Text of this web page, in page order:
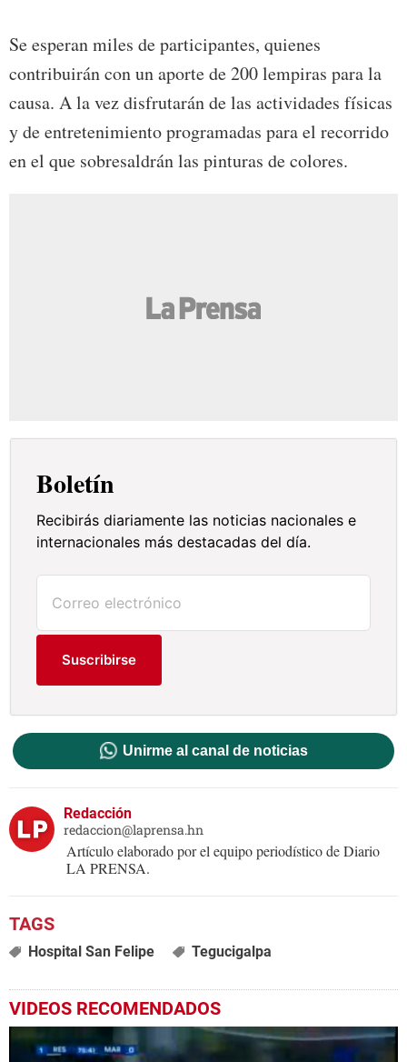
Se esperan miles de participantes, quienes
contribuirán con un aporte de 200 lempiras para la
causa. A la vez disfrutarán de las actividades físicas
y de entretenimiento programadas para el recorrido
en el que sobresaldrán las pinturas de colores.
Boletín
Recibirás diariamente las noticias nacionales e
internacionales más destacadas del día.
Suscribirse
Unirme al canal de noticias
Redacción
redaccion@laprensa.hn
Artículo elaborado por el equipo periodístico de Diario
LA PRENSA.
Hospital San Felipe Tegucigalpa
VIDEOS RECOMENDADOS